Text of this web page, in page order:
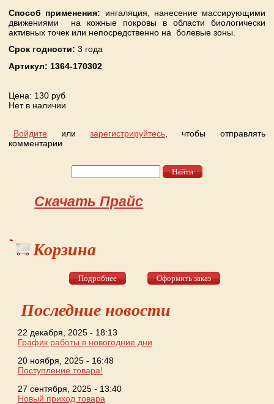
Способ применения: ингаляция, нанесение массирующими
движениями на кожные покровы в области биологически
активных точек или непосредственно на болевые зоны.
Срок годности: 3 года
Артикул: 1364-170302
Цена: 130 руб
Нет в наличии
Войдите илизарегистрируйтесь , чтобы отправлять
комментарии
Скачать Прайс
Корзина
Подробнее Оформить заказ
Последние новости
22 декабря, 2025 - 18:13
График работы в новогодние дни
20 ноября, 2025 - 16:48
Поступление товара!
27 сентября, 2025 - 13:40
Новый приход товара